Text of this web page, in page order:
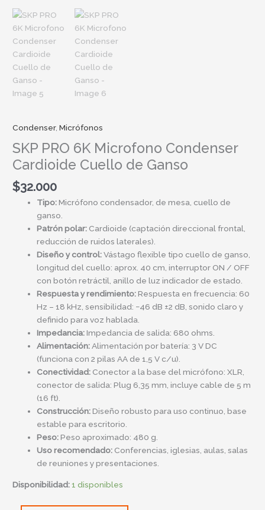
Condenser,Micrófonos
SKP PRO 6K Microfono Condenser
Cardioide Cuello de Ganso
$32.000
Tipo:Micrófono condensador, de mesa, cuello de
ganso.
Patrón polar: Cardioide (captación direccional frontal,
reducción de ruidos laterales).
Diseño y control:Vástago flexible tipo cuello de ganso,
longitud del cuello: aprox. 40 cm, interruptor ON / OFF
con botón retráctil, anillo de luz indicador de estado.
Respuesta y rendimiento:Respuesta en frecuencia: 60
Hz – 18 kHz, sensibilidad: −46 dB ±2 dB, sonido claro y
definido para voz hablada.
Impedancia:Impedancia de salida: 680 ohms.
Alimentación: Alimentación por batería: 3 V DC
(funciona con 2 pilas AA de 1,5 V c/u).
Conectividad: Conector a la base del micrófono: XLR,
conector de salida: Plug 6,35 mm, incluye cable de 5 m
(16 ft).
Construcción:Diseño robusto para uso continuo, base
estable para escritorio.
Peso:Peso aproximado: 480 g.
Uso recomendado: Conferencias, iglesias, aulas, salas
de reuniones y presentaciones.
Disponibilidad:1 disponibles